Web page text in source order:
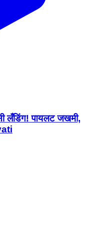
लँडिंग! पायलट जखमी,